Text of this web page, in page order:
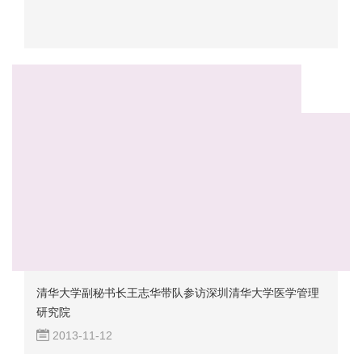
清华大学副秘书长王志华带队参访深圳清华大学医学管理
研究院
2013-11-12